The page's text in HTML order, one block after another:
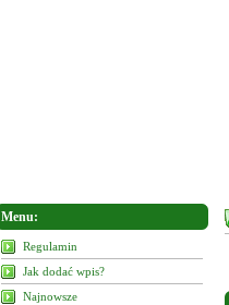
Menu:
Regulamin
Jak dodać wpis?
Najnowsze